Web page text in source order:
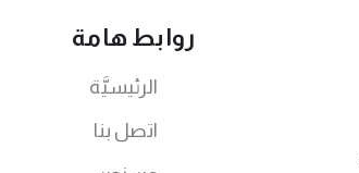
روابط هامة
الرئيسيَّة
اتصل بنا